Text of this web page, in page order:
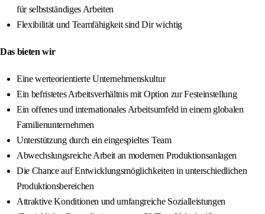
für selbstständiges Arbeiten
Flexibilität und Teamfähigkeit sind Dir wichtig
Das bieten wir
Eine werteorientierte Unternehmenskultur
Ein befristetes Arbeitsverhältnis mit Option zur Festeinstellung
Ein offenes und internationales Arbeitsumfeld in einem globalen
Familienunternehmen
Unterstützung durch ein eingespieltes Team
Abwechslungsreiche Arbeit an modernen Produktionsanlagen
Die Chance auf Entwicklungsmöglichkeiten in unterschiedlichen
Produktionsbereichen
Attraktive Konditionen und umfangreiche Sozialleistungen